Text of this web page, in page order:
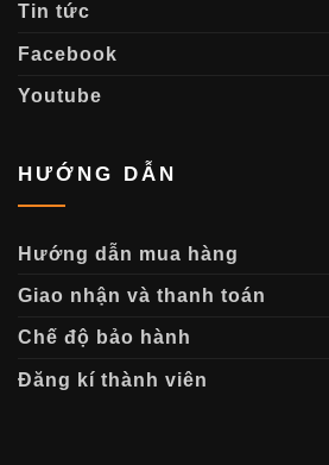
Tin tức
Facebook
Youtube
HƯỚNG DẪN
Hướng dẫn mua hàng
Giao nhận và thanh toán
Chế độ bảo hành
Đăng kí thành viên